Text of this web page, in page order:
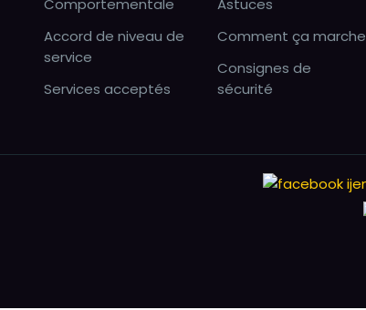
Comportementale
Accord de niveau de
service
Services acceptés
Astuces
Comment ça marche
Consignes de
sécurité